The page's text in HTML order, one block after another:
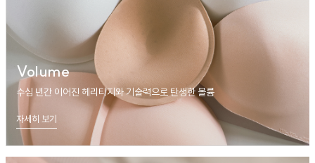
Volume
수십 년간 이어진 헤리티지와 기술력으로 탄생한 볼륨
자세히 보기